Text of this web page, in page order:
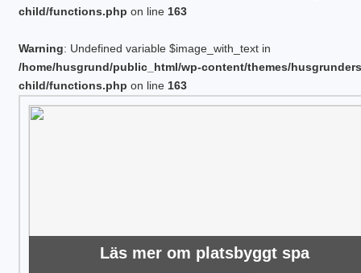
child/functions.php on line 163
Warning: Undefined variable $image_with_text in
/home/husgrund/public_html/wp-content/themes/
child/functions.php on line 163
Läs mer om platsbyggt spa